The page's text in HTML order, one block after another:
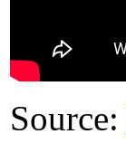
Source: